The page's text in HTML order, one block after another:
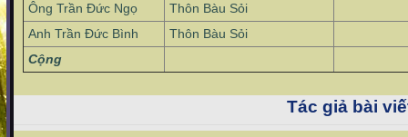
Ông Trần Đức Ngọ
Thôn Bàu Sỏi
Anh Trần Đức Bình
Thôn Bàu Sỏi
Cộng
Tác giả bài